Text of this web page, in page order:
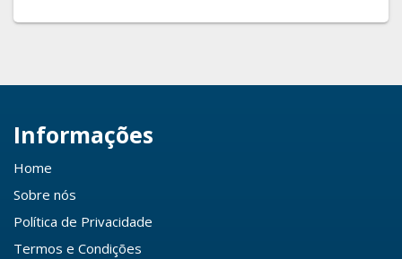
Informações
Home
Sobre nós
Política de Privacidade
Termos e Condições